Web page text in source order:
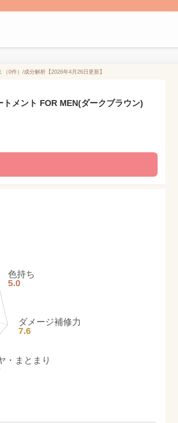
0件）/成分解析【2026年4月26日更新】
メント FOR MEN(ダークブラウン)
色持ち
5.0
ダメージ補修力
7.6
・まとまり